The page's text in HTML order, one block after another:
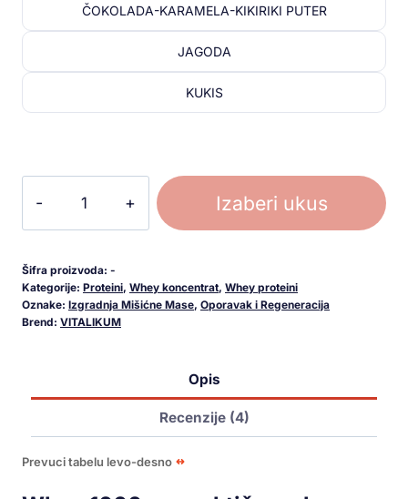
ČOKOLADA-KARAMELA-KIKIRIKI PUTER
JAGODA
KUKIS
Izaberi ukus
Šifra proizvoda: -
Kategorije: Proteini, Whey koncentrat, Whey proteini
Oznake: Izgradnja Mišićne Mase, Oporavak i Regeneracija
Brend: VITALIKUM
Opis
Recenzije (4)
Prevuci tabelu levo-desno